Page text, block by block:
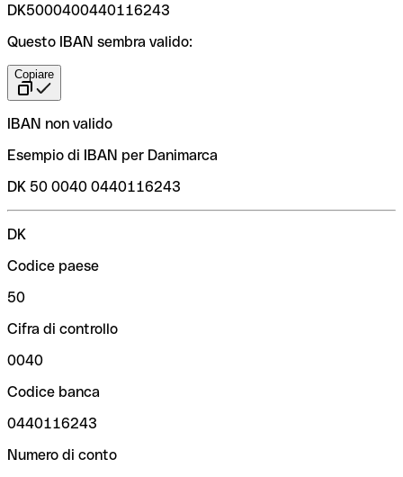
DK5000400440116243
Questo IBAN sembra valido:
Copiare
IBAN non valido
Esempio di IBAN per Danimarca
DK 50 0040 0440116243
DK
Codice paese
50
Cifra di controllo
0040
Codice banca
0440116243
Numero di conto